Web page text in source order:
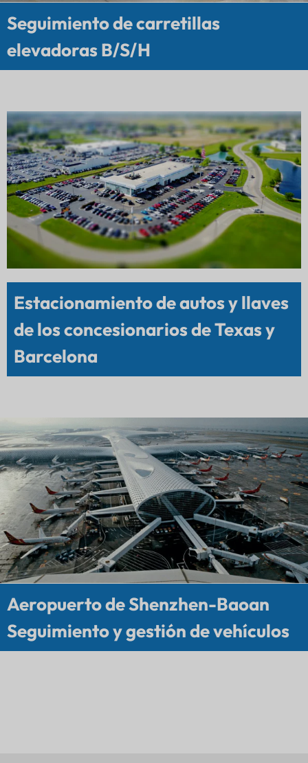
Seguimiento de carretillas
elevadoras B/S/H
Estacionamiento de autos y llaves
de los concesionarios de Texas y
Barcelona
Aeropuerto de Shenzhen-Baoan
Seguimiento y gestión de vehículos